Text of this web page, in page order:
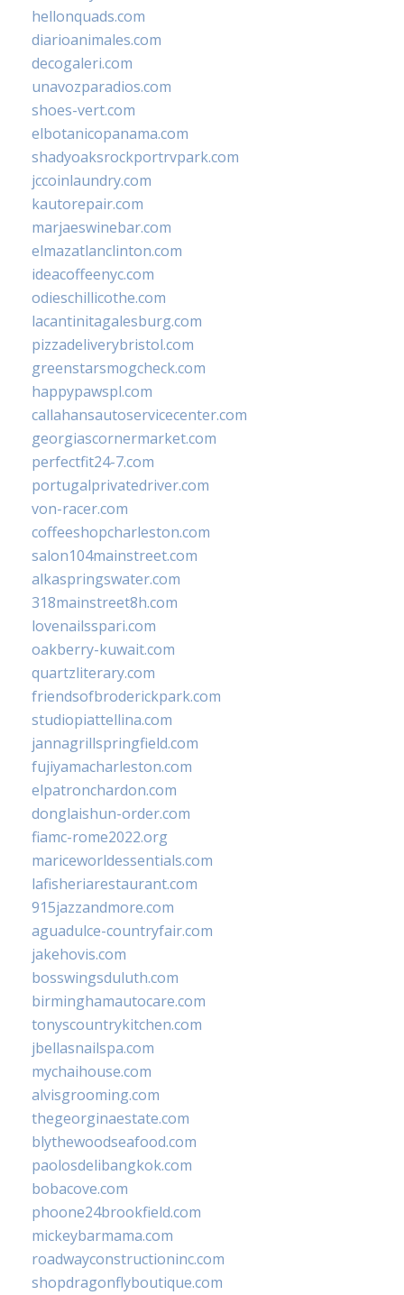
hellonquads.com
diarioanimales.com
decogaleri.com
unavozparadios.com
shoes-vert.com
elbotanicopanama.com
shadyoaksrockportrvpark.com
jccoinlaundry.com
kautorepair.com
marjaeswinebar.com
elmazatlanclinton.com
ideacoffeenyc.com
odieschillicothe.com
lacantinitagalesburg.com
pizzadeliverybristol.com
greenstarsmogcheck.com
happypawspl.com
callahansautoservicecenter.com
georgiascornermarket.com
perfectfit24-7.com
portugalprivatedriver.com
von-racer.com
coffeeshopcharleston.com
salon104mainstreet.com
alkaspringswater.com
318mainstreet8h.com
lovenailsspari.com
oakberry-kuwait.com
quartzliterary.com
friendsofbroderickpark.com
studiopiattellina.com
jannagrillspringfield.com
fujiyamacharleston.com
elpatronchardon.com
donglaishun-order.com
fiamc-rome2022.org
mariceworldessentials.com
lafisheriarestaurant.com
915jazzandmore.com
aguadulce-countryfair.com
jakehovis.com
bosswingsduluth.com
birminghamautocare.com
tonyscountrykitchen.com
jbellasnailspa.com
mychaihouse.com
alvisgrooming.com
thegeorginaestate.com
blythewoodseafood.com
paolosdelibangkok.com
bobacove.com
phoone24brookfield.com
mickeybarmama.com
roadwayconstructioninc.com
shopdragonflyboutique.com